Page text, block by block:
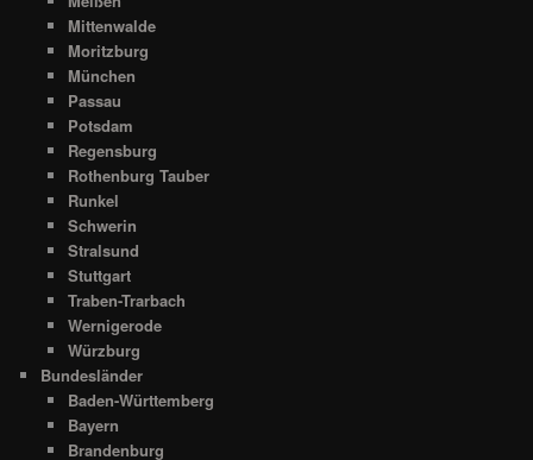
Mittenwalde
Moritzburg
München
Passau
Potsdam
Regensburg
Rothenburg Tauber
Runkel
Schwerin
Stralsund
Stuttgart
Traben-Trarbach
Wernigerode
Würzburg
Bundesländer
Baden-Württemberg
Bayern
Brandenburg